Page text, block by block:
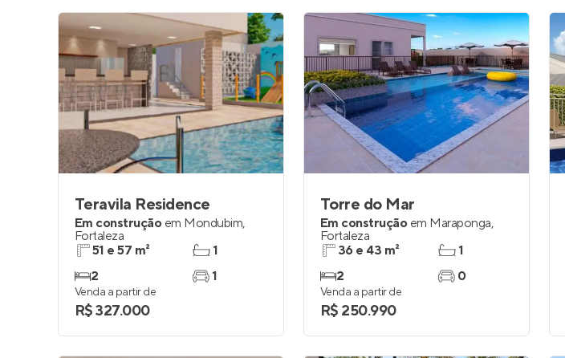
Teravila Residence
Em construção em Mondubim,
Fortaleza
51 e 57 m²
2
1
1
Venda a partir de
R$ 327.000
Torre do Mar
Em construção em Maraponga,
Fortaleza
36 e 43 m²
2
1
0
Venda a partir de
R$ 250.990